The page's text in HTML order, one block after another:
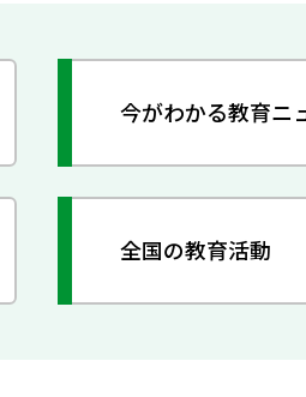
今がわかる教育ニ
全国の教育活動